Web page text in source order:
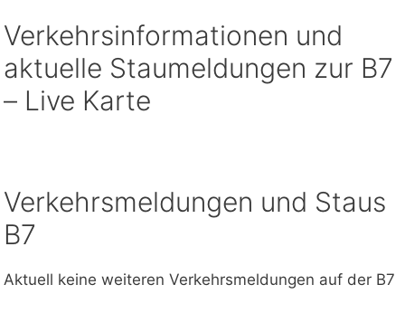
Verkehrsinformationen und
aktuelle Staumeldungen zur B7
– Live Karte
Verkehrsmeldungen und Staus
B7
Aktuell keine weiteren Verkehrsmeldungen auf der B7